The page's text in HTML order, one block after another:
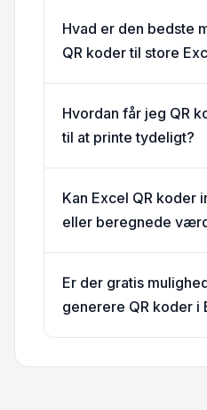
Hvad er den bedste
QR koder til store
Hvordan får jeg QR
til at printe tydeligt?
Kan Excel QR koder
eller beregnede
Er der gratis
generere QR koder i